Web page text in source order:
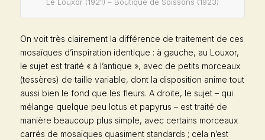
Le Louxor (1921) – Boutique de Soissons (1923)
On voit très clairement la différence de traitement de ces
mosaïques d’inspiration identique : à gauche, au Louxor,
le sujet est traité « à l’antique », avec de petits morceaux
(tessères) de taille variable, dont la disposition anime tout
aussi bien le fond que les fleurs. A droite, le sujet – qui
mélange quelque peu lotus et papyrus – est traité de
manière beaucoup plus simple, avec certains morceaux
carrés de mosaïques quasiment standards ; cela n’est